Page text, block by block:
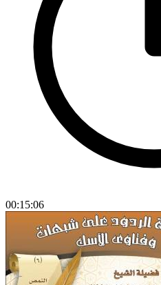
00:15:06